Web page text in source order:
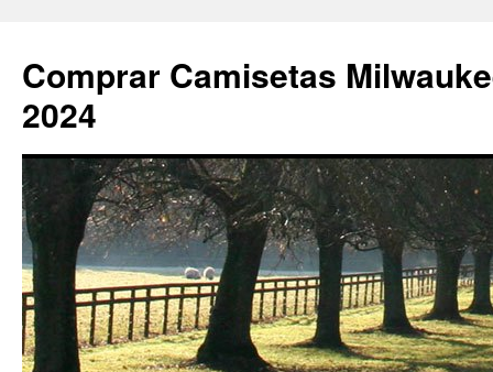
Comprar Camisetas
2024